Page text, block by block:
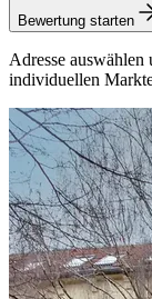
Bewertung starten
Adresse auswählen
individuellen